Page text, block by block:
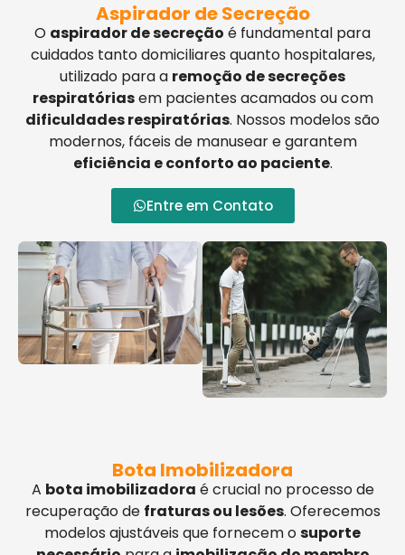
Aspirador de Secreção
O aspirador de secreção é fundamental para
cuidados tanto domiciliares quanto hospitalares,
utilizado para a remoção de secreções
respiratóriasem pacientes acamados ou com
dificuldades respiratórias. Nossos modelos são
modernos, fáceis de manusear e garantem
eficiência e conforto ao paciente.
Entre em Contato
Bota Imobilizadora
A bota imobilizadora é crucial no processo de
recuperação de fraturas ou lesões. Oferecemos
modelos ajustáveis que fornecem osuporte